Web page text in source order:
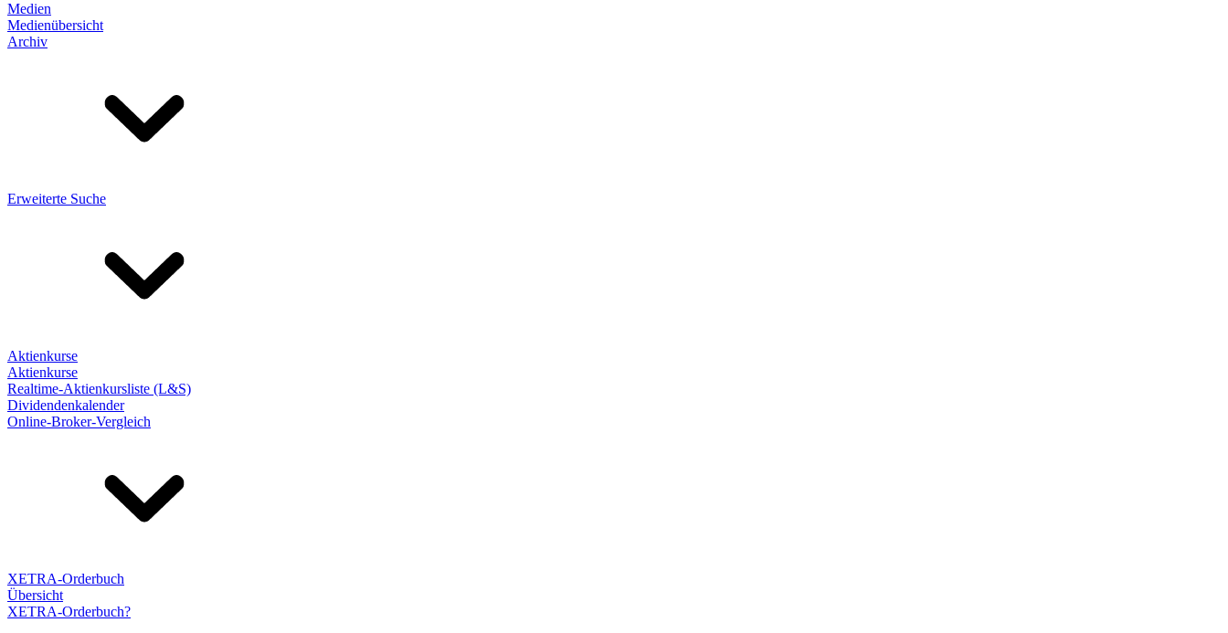
Medien
Medienübersicht
Archiv
Erweiterte Suche
Aktienkurse
Aktienkurse
Realtime-Aktienkursliste (L&S)
Dividendenkalender
Online-Broker-Vergleich
XETRA-Orderbuch
Übersicht
XETRA-Orderbuch?